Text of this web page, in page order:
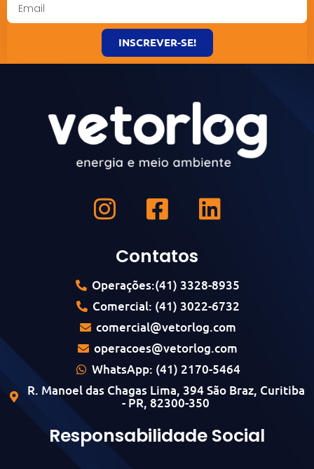
INSCREVER-SE!
Contatos
Operações:(41) 3328-8935
Comercial: (41) 3022-6732
comercial@vetorlog.com
operacoes@vetorlog.com
WhatsApp: (41) 2170-5464
R. Manoel das Chagas Lima, 394 São Braz, Curitiba
- PR, 82300-350
Responsabilidade Social